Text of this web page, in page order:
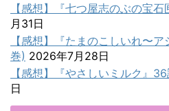
【感想】『七つ屋志のぶの宝
月31日
【感想】『たまのこしいれ〜
巻) 2026年7月28日
【感想】『やさしいミルク』36
日